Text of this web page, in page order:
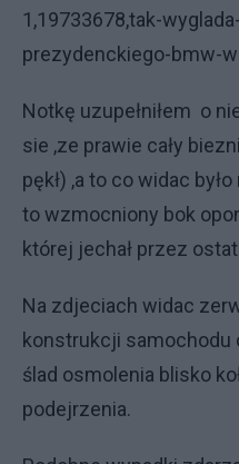
1,19733678,tak-
prezydenckiego-bmw-
Notkę uzupełniłem o
sie ,ze prawie cały
pękł) ,a to co widac
to wzmocniony bok
której jechał przez
Na zdjeciach widac
konstrukcji samochodu
ślad osmolenia blisko
podejrzenia.